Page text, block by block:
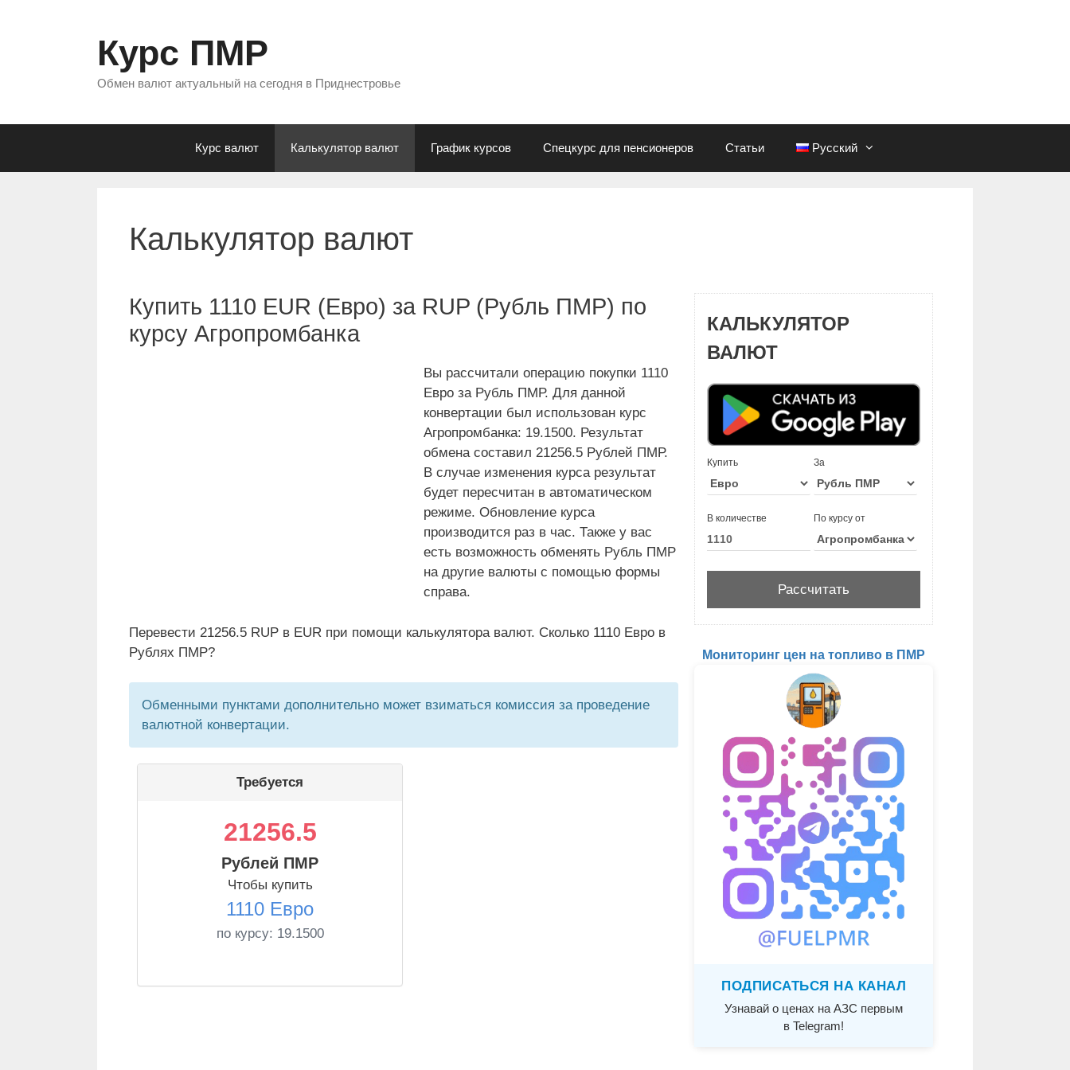
Курс ПМР
Обмен валют актуальный на сегодня в Приднестровье
Курс валют Калькулятор валют График курсов Спецкурс для пенсионеров Статьи Русский
Калькулятор валют
Купить 1110 EUR (Евро) за RUP (Рубль ПМР) по
курсу Агропромбанка
Вы рассчитали операцию покупки 1110
Евро за Рубль ПМР. Для данной
конвертации был использован курс
Агропромбанка: 19.1500. Результат
обмена составил 21256.5 Рублей ПМР.
В случае изменения курса результат
будет пересчитан в автоматическом
режиме. Обновление курса
производится раз в час. Также у вас
есть возможность обменять Рубль ПМР
на другие валюты с помощью формы
справа.
Перевести 21256.5 RUP в EUR при помощи калькулятора валют. Сколько 1110 Евро в
Рублях ПМР?
Обменными пунктами дополнительно может взиматься комиссия за проведение
валютной конвертации.
Требуется
21256.5
Рублей ПМР
Чтобы купить
1110 Евро
по курсу: 19.1500
КАЛЬКУЛЯТОР
ВАЛЮТ
Купить За
В количестве По курсу от
Мониторинг цен на топливо в ПМР
ПОДПИСАТЬСЯ НА КАНАЛ
Узнавай о ценах на АЗС первым
в Telegram!